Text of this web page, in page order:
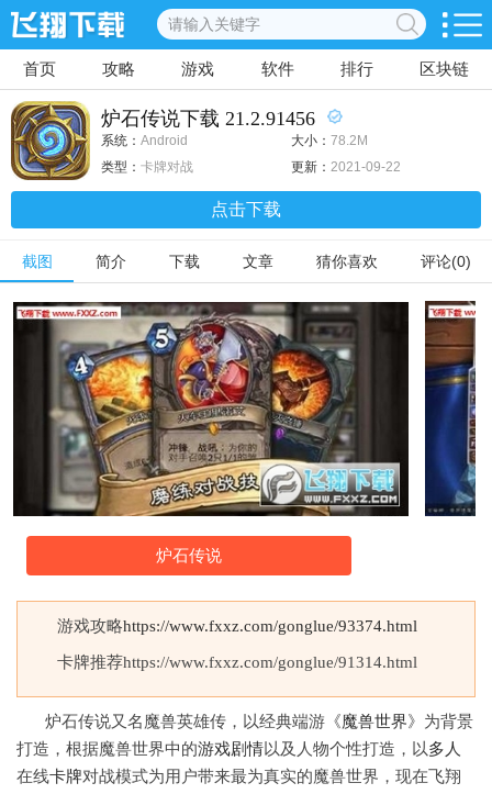
首页 攻略 游戏 软件 排行 区块链
炉石传说下载 21.2.91456
系统： Android 大小： 78.2M
类型： 卡牌对战 更新： 2021-09-22
点击下载
截图 简介 下载 文章 猜你喜欢 评论(0)
炉石传说
游戏攻略https://www.fxxz.com/gonglue/93374.html
卡牌推荐https://www.fxxz.com/gonglue/91314.html
炉石传说又名魔兽英雄传，以经典端游《魔兽世界》为背景
打造，根据魔兽世界中的游戏剧情以及人物个性打造，以多人
在线卡牌对战模式为用户带来最为真实的魔兽世界，现在飞翔